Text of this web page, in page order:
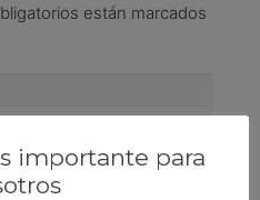
están marcados
importante para